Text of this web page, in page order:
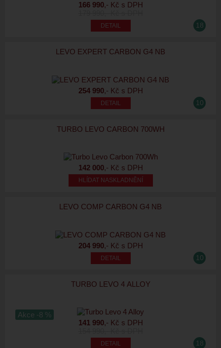
166 990,- Kč s DPH
18
LEVO EXPERT CARBON G4 NB
254 990,- Kč s DPH
10
TURBO LEVO CARBON 700WH
142 000,- Kč s DPH
HLÍDAT NASKLADNĚNÍ
LEVO COMP CARBON G4 NB
204 990,- Kč s DPH
10
TURBO LEVO 4 ALLOY
Akce -8 %
141 990,- Kč s DPH
18